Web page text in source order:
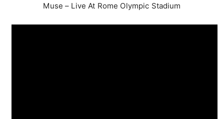
Muse – Live At Rome Olympic Stadium